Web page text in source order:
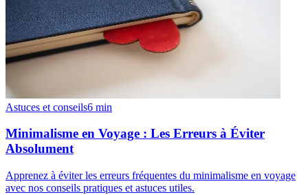
Astuces et conseils6 min
Minimalisme en Voyage : Les Erreurs à Éviter
Absolument
Apprenez à éviter les erreurs fréquentes du minimalisme en voyage
avec nos conseils pratiques et astuces utiles.